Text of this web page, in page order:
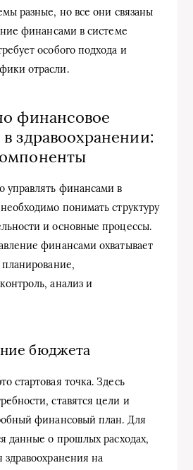
разные, но все они связаны
финансами в системе
особого подхода и
отрасли.
финансовое
здравоохранении:
управлять финансами в
понимать структуру
и основные процессы.
финансами охватывает
планирование,
анализ и
бюджета
стартовая точка. Здесь
ставятся цели и
финансовый план. Для
данные о прошлых расходах,
здравоохранения на